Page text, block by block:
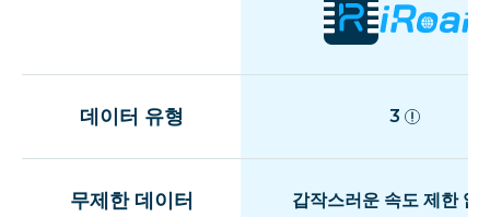
데이터 유형 3
무제한 데이터 갑작스러운 속도 제한 없